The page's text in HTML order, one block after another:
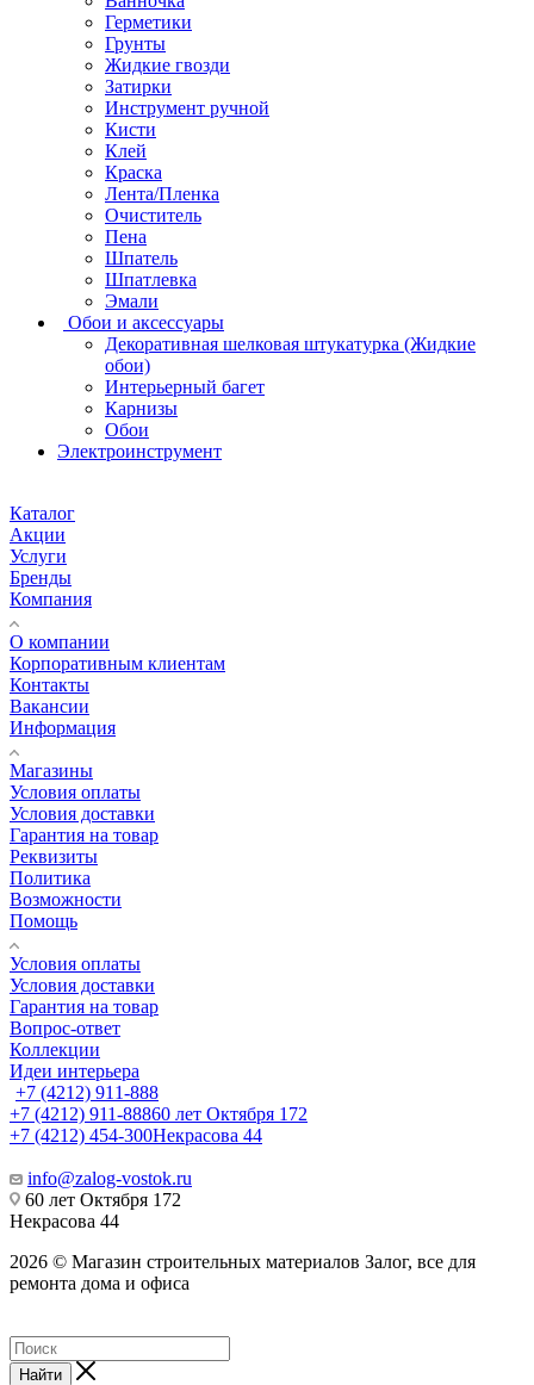
Герметики
Грунты
Жидкие гвозди
Затирки
Инструмент ручной
Кисти
Клей
Краска
Лента/Пленка
Очиститель
Пена
Шпатель
Шпатлевка
Эмали
Обои и аксессуары
Декоративная шелковая штукатурка (Жидкие
обои)
Интерьерный багет
Карнизы
Обои
Электроинструмент
Каталог
Акции
Услуги
Бренды
Компания
О компании
Корпоративным клиентам
Контакты
Вакансии
Информация
Магазины
Условия оплаты
Условия доставки
Гарантия на товар
Реквизиты
Политика
Возможности
Помощь
Условия оплаты
Условия доставки
Гарантия на товар
Вопрос-ответ
Коллекции
Идеи интерьера
+7 (4212) 911-888
+7 (4212) 911-88860 лет Октября 172
+7 (4212) 454-300Некрасова 44
info@zalog-vostok.ru
60 лет Октября 172
Некрасова 44
2026 © Магазин строительных материалов Залог, все для
ремонта дома и офиса
Найти